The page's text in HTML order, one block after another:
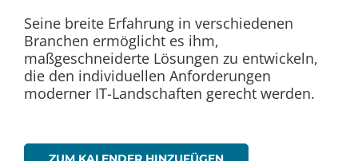
Seine breite Erfahrung in verschiedenen
Branchen ermöglicht es ihm,
maßgeschneiderte Lösungen zu entwickeln,
die den individuellen Anforderungen
moderner IT-Landschaften gerecht werden.